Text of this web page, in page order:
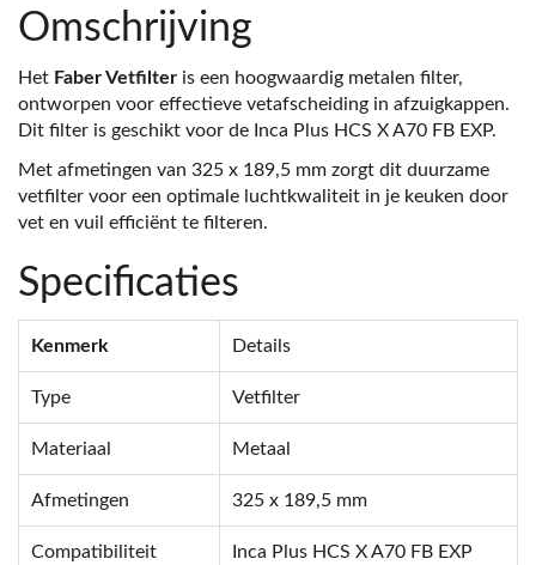
Omschrijving
Het Faber Vetfilter is een hoogwaardig metalen filter,
ontworpen voor effectieve vetafscheiding in afzuigkappen.
Dit filter is geschikt voor de Inca Plus HCS X A70 FB EXP.
Met afmetingen van 325 x 189,5 mm zorgt dit duurzame
vetfilter voor een optimale luchtkwaliteit in je keuken door
vet en vuil efficiënt te filteren.
Specificaties
Kenmerk Details
Type Vetfilter
Materiaal Metaal
Afmetingen 325 x 189,5 mm
Compatibiliteit Inca Plus HCS X A70 FB EXP